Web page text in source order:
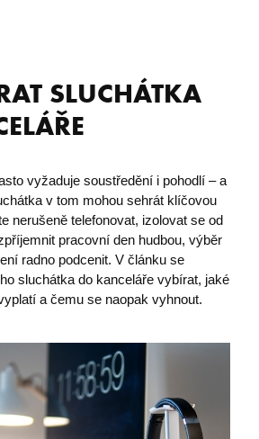
SLUCHÁTKA
vyžaduje soustředění i pohodlí – a
v tom mohou sehrát klíčovou
nerušeně telefonovat, izolovat se od
pracovní den hudbou, výběr
radno podcenit. V článku se
sluchátka do kanceláře vybírat, jaké
a čemu se naopak vyhnout.